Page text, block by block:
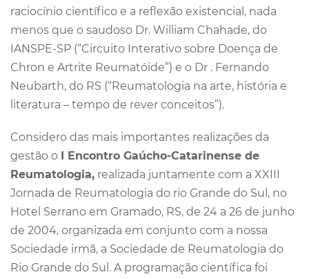
raciocínio científico e a reflexão existencial, nada
menos que o saudoso Dr. William Chahade, do
IANSPE-SP (“Circuito Interativo sobre Doença de
Chron e Artrite Reumatóide”) e o Dr . Fernando
Neubarth, do RS (“Reumatologia na arte, história e
literatura – tempo de rever conceitos”).
Considero das mais importantes realizações da
gestão o I Encontro Gaúcho-Catarinense de
Reumatologia, realizada juntamente com a XXIII
Jornada de Reumatologia do rio Grande do Sul, no
Hotel Serrano em Gramado, RS, de 24 a 26 de junho
de 2004, organizada em conjunto com a nossa
Sociedade irmã, a Sociedade de Reumatologia do
Rio Grande do Sul. A programação científica foi